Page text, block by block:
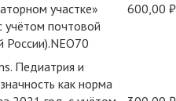
участке»
почтовой
России).NEO70
600,00 ₽
Педиатрия и
как норма